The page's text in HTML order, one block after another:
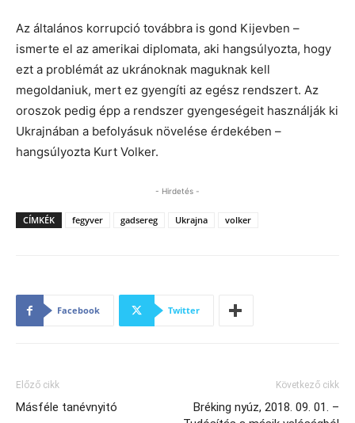
Az általános korrupció továbbra is gond Kijevben –
ismerte el az amerikai diplomata, aki hangsúlyozta, hogy
ezt a problémát az ukránoknak maguknak kell
megoldaniuk, mert ez gyengíti az egész rendszert. Az
oroszok pedig épp a rendszer gyengeségeit használják ki
Ukrajnában a befolyásuk növelése érdekében –
hangsúlyozta Kurt Volker.
- Hirdetés -
CÍMKÉK fegyver gadsereg Ukrajna volker
Facebook Twitter
Előző cikk
Másféle tanévnyitó
Következő cikk
Bréking nyúz, 2018. 09. 01. –